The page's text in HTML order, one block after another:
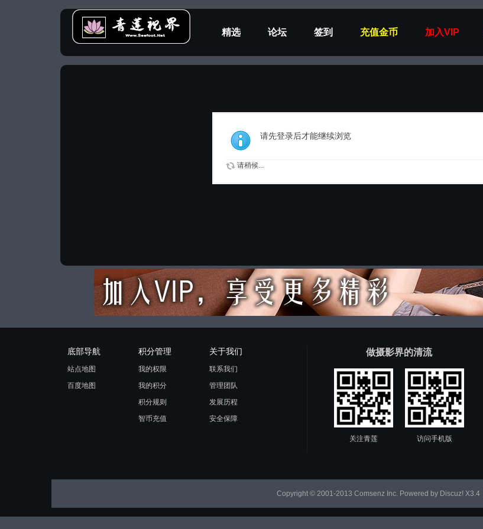
精选 论坛 签到 充值金币 加入VIP
请先登录后才能继续浏览
请稍候...
底部导航
站点地图
百度地图
积分管理
我的权限
我的积分
积分规则
智币充值
关于我们
联系我们
管理团队
发展历程
安全保障
做摄影界的清流
关注青莲 访问手机版
Copyright © 2001-2013 Comsenz Inc. Powered by Discuz! X3.4